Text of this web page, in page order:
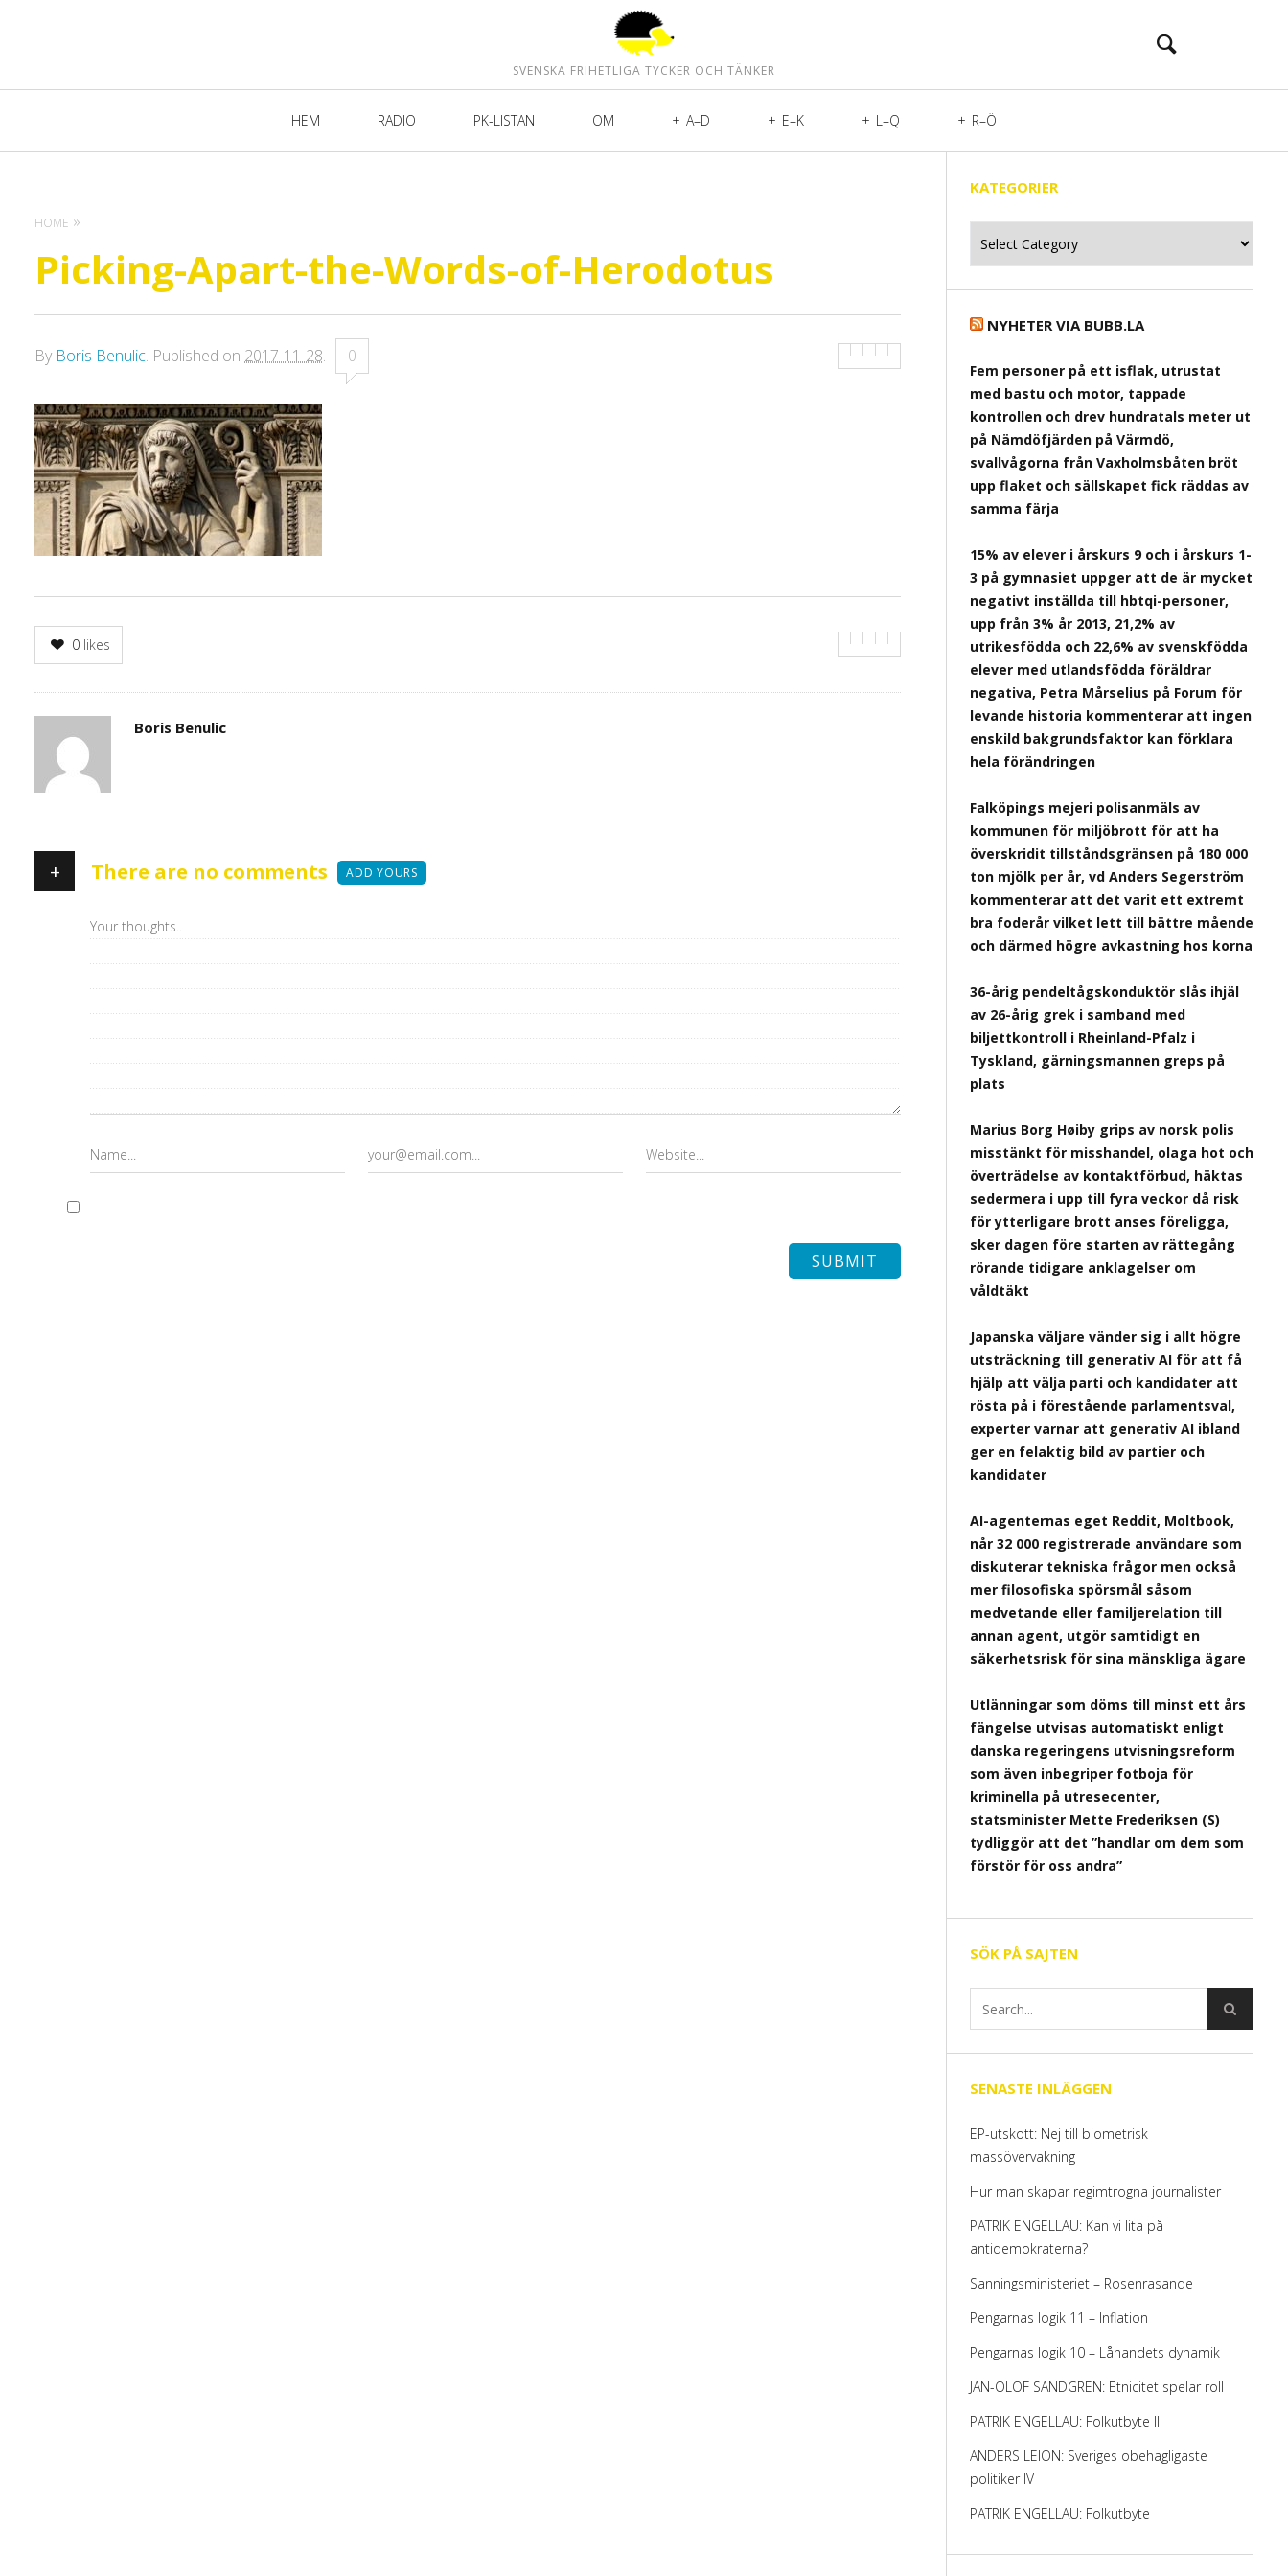
SVENSKA FRIHETLIGA TYCKER OCH TÄNKER
HEM RADIO PK-LISTAN OM A–D E–K L–Q R–Ö
HOME
Picking-Apart-the-Words-of-Herodotus
By Boris Benulic. Published on 2017-11-28. 0
0 likes
Author
Boris Benulic
+ There are no comments ADD YOURS
KATEGORIER
NYHETER VIA BUBB.LA
Fem personer på ett isflak, utrustat
med bastu och motor, tappade
kontrollen och drev hundratals meter ut
på Nämdöfjärden på Värmdö,
svallvågorna från Vaxholmsbåten bröt
upp flaket och sällskapet fick räddas av
samma färja
15% av elever i årskurs 9 och i årskurs 1-
3 på gymnasiet uppger att de är mycket
negativt inställda till hbtqi-personer,
upp från 3% år 2013, 21,2% av
utrikesfödda och 22,6% av svenskfödda
elever med utlandsfödda föräldrar
negativa, Petra Mårselius på Forum för
levande historia kommenterar att ingen
enskild bakgrundsfaktor kan förklara
hela förändringen
Falköpings mejeri polisanmäls av
kommunen för miljöbrott för att ha
överskridit tillståndsgränsen på 180 000
ton mjölk per år, vd Anders Segerström
kommenterar att det varit ett extremt
bra foderår vilket lett till bättre mående
och därmed högre avkastning hos korna
36-årig pendeltågskonduktör slås ihjäl
av 26-årig grek i samband med
biljettkontroll i Rheinland-Pfalz i
Tyskland, gärningsmannen greps på
plats
Marius Borg Høiby grips av norsk polis
misstänkt för misshandel, olaga hot och
överträdelse av kontaktförbud, häktas
sedermera i upp till fyra veckor då risk
för ytterligare brott anses föreligga,
sker dagen före starten av rättegång
rörande tidigare anklagelser om
våldtäkt
Japanska väljare vänder sig i allt högre
utsträckning till generativ AI för att få
hjälp att välja parti och kandidater att
rösta på i förestående parlamentsval,
experter varnar att generativ AI ibland
ger en felaktig bild av partier och
kandidater
AI-agenternas eget Reddit, Moltbook,
når 32 000 registrerade användare som
diskuterar tekniska frågor men också
mer filosofiska spörsmål såsom
medvetande eller familjerelation till
annan agent, utgör samtidigt en
säkerhetsrisk för sina mänskliga ägare
Utlänningar som döms till minst ett års
fängelse utvisas automatiskt enligt
danska regeringens utvisningsreform
som även inbegriper fotboja för
kriminella på utresecenter,
statsminister Mette Frederiksen (S)
tydliggör att det ”handlar om dem som
förstör för oss andra”
SÖK PÅ SAJTEN
SENASTE INLÄGGEN
EP-utskott: Nej till biometrisk
massövervakning
Hur man skapar regimtrogna journalister
PATRIK ENGELLAU: Kan vi lita på
antidemokraterna?
Sanningsministeriet – Rosenrasande
Pengarnas logik 11 – Inflation
Pengarnas logik 10 – Lånandets dynamik
JAN-OLOF SANDGREN: Etnicitet spelar roll
PATRIK ENGELLAU: Folkutbyte II
ANDERS LEION: Sveriges obehagligaste
politiker IV
PATRIK ENGELLAU: Folkutbyte